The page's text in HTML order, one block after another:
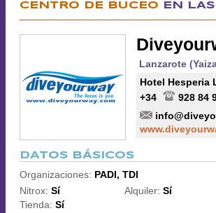
CENTRO DE BUCEO EN
Lanzarote
Hotel Hesperia
+34
928 84
DATOS BÁSICOS
Organizaciones: PADI, TDI
Nitrox: Sí
Tienda: Sí
Alquiler: Sí